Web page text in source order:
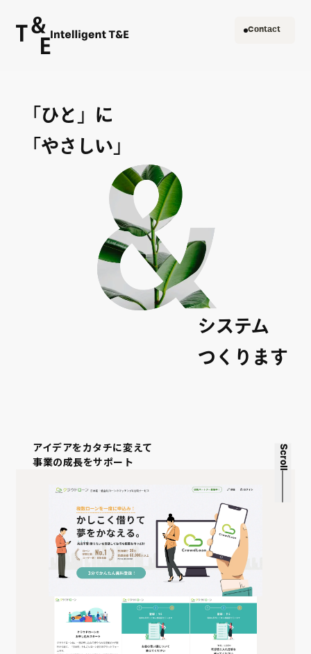
Contact
「ひと」に
「やさしい」
システム
つくります
Scroll
アイデアをカタチに変えて
事業の成長をサポート